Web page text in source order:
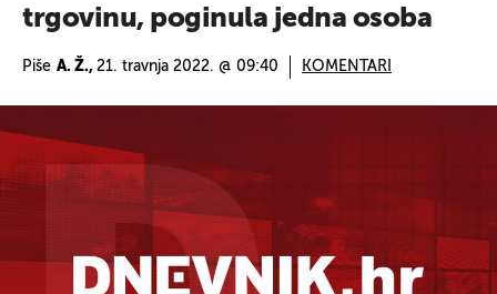
trgovinu, poginula jedna osoba
Piše A. Ž., 21. travnja 2022. @ 09:40 KOMENTARI